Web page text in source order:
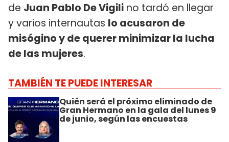
de Juan Pablo De Vigili no tardó en llegar
y varios internautas lo acusaron de
misógino y de querer minimizar la lucha
de las mujeres.
TAMBIÉN TE PUEDE INTERESAR
Quién será el próximo eliminado de
Gran Hermano en la gala del lunes 9
de junio, según las encuestas